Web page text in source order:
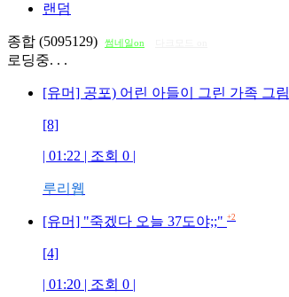
랜덤
종합 (5095129) 썸네일on
로딩중. . .
[유머] 공포) 어린 아들이 그린 가족 그림
[8]
| 01:22 | 조회 0 |
루리웹
[유머] "죽겠다 오늘 37도야;;" +2
[4]
| 01:20 | 조회 0 |